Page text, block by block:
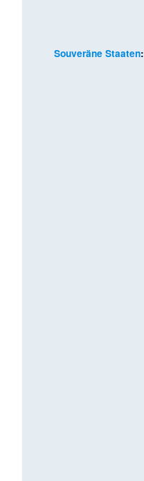
Souveräne Staaten: